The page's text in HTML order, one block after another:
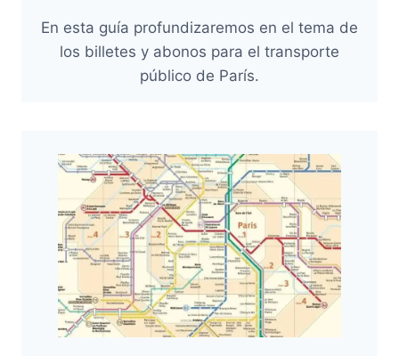
En esta guía profundizaremos en el tema de
los billetes y abonos para el transporte
público de París.